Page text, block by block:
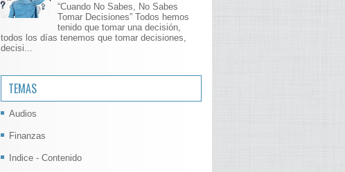
“Cuando No Sabes, No Sabes
Tomar Decisiones” Todos hemos
tenido que tomar una decisión,
todos los días tenemos que tomar decisiones,
decisi...
TEMAS
Audios
Finanzas
Indice - Contenido